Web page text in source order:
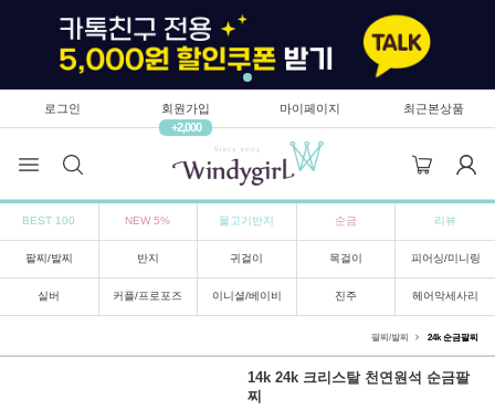
로그인
회원가입
+2,000
마이페이지 최근본상품
BEST 100 NEW 5% 물고기반지 순금 리뷰
팔찌/발찌 반지 귀걸이 목걸이 피어싱/미니링
실버 커플/프로포즈 이니셜/베이비 진주 헤어악세사리
팔찌/발찌 24k 순금팔찌
14k 24k 크리스탈 천연원석 순금팔
찌